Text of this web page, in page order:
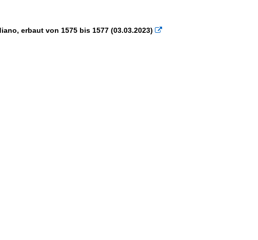
erbaut von 1575 bis 1577 (03.03.2023) 